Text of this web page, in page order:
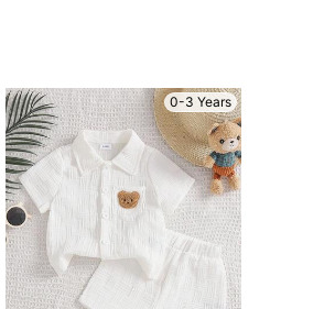
0-3 Years